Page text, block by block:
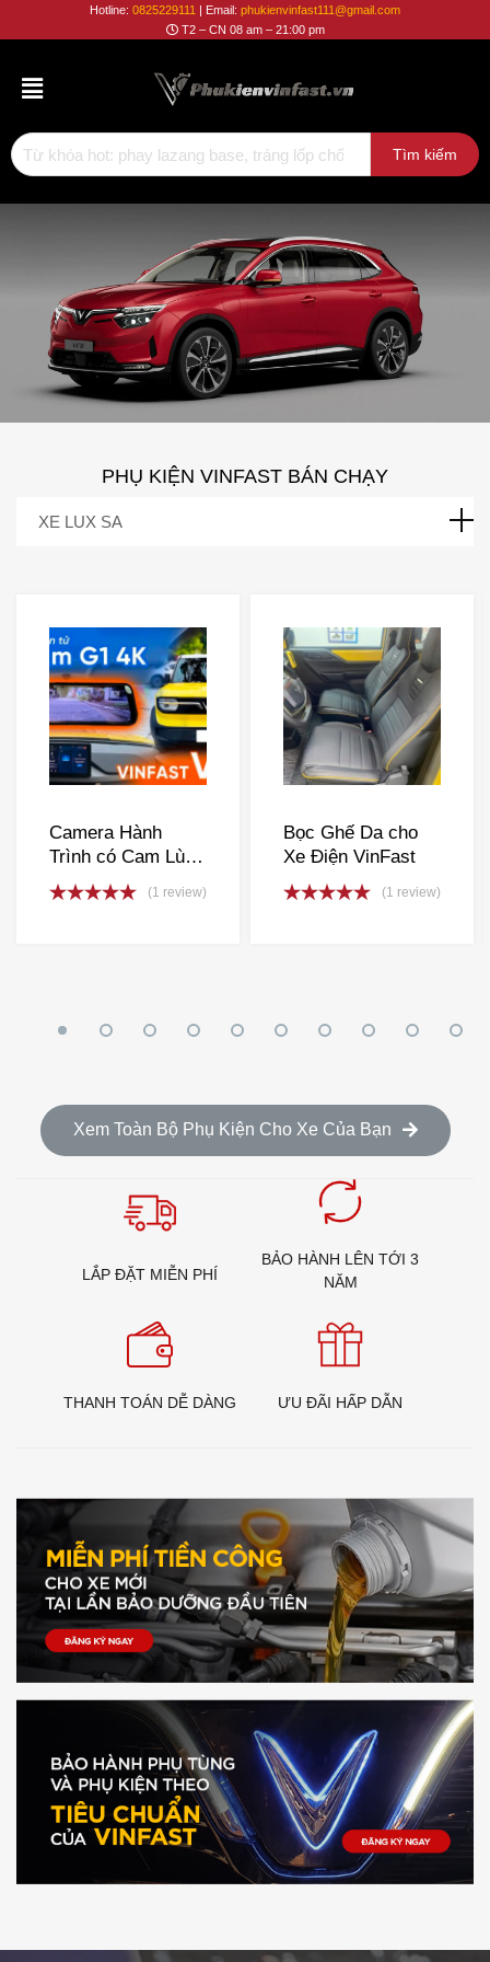
Kiện
Hotline: 0825229111 | Email: phukienvinfast111@gmail.com
T2 – CN 08 am – 21:00 pm
PHỤ KIỆN VINFAST BÁN CHẠY
XE LUX SA
Camera Hành
Trình có Cam Lùi
AZCAM 4K cho
VinFast
(1 review)
Bọc Ghế Da cho
Xe Điện VinFast
(1 review)
Xem Toàn Bộ Phụ Kiện Cho Xe Của Bạn
LẮP ĐẶT MIỄN PHÍ
BẢO HÀNH LÊN TỚI 3
NĂM
THANH TOÁN DỄ DÀNG ƯU ĐÃI HẤP DẪN